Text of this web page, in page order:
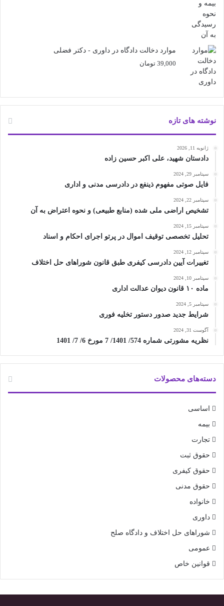
موارد دخالت دادگاه در داوری - دکتر فضلی
39,000 تومان
نوشته های تازه
ژانویه 11, 2026
دادستان شهید، علی اکبر حسین زاده
سپتامبر 29, 2024
فایل صوتی مفهوم ذینفع در دادرسی مدنی و اداری
سپتامبر 22, 2024
تشخیص اراضی ملی شده (منابع طبیعی) و نحوه اعتراض به آن
سپتامبر 15, 2024
تحلیل تخصصی توقیف اموال در پرتو اجرای احکام و اسناد
سپتامبر 12, 2024
تغییرات آیین دادرسی کیفری طبق قانون شوراهای حل اختلاف
سپتامبر 10, 2024
ماده ۱۰ قانون دیوان عدالت اداری
سپتامبر 5, 2024
شرایط جدید صدور دستور تخلیه فوری
آگوست 31, 2024
نظریه مشورتی شماره 574/ 1401/ 7 مورخ 6/ 7/ 1401
دسته‌های محصولات
اساسی
بیمه
تجارت
حقوق ثبت
حقوق کیفری
حقوق مدنی
خانواده
داوری
شوراهای حل اختلاف و دادگاه صلح
عمومی
قوانین خاص